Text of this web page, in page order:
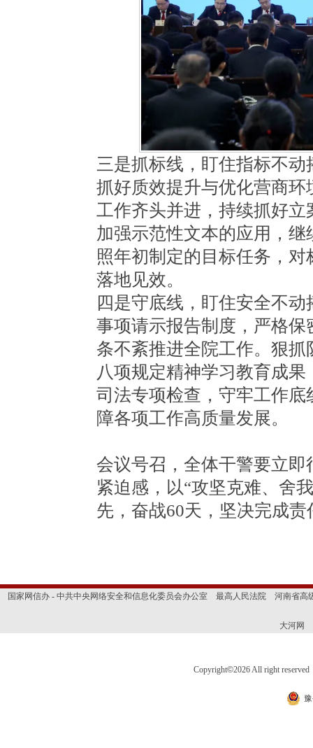
三是抓标线，盯住指标不
抓好质效提升与优化营商
工作齐头并进，持续抓好
加强示范性文本的应用，
照年初制定的目标任务，
落地见效。
四是守底线，盯住安全不
事项请示报告制度，严格
条不紊推进全院工作。狠
八项规定精神学习教育成
司法专项检查，守牢工作
障各项工作高质量发展。
会议号召，全体干警要立即
紧迫感，以“攻坚克难、舍
先，奋战60天，坚决完成
国家网信办 - 中共中央网络安全和信息化委员会办公室 最高人民法院 河南省高
大河网
Copyright©2026 All right